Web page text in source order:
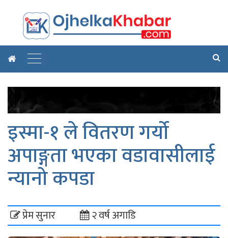
इस्मा-१ ले वितरण गर्यो
अपाङ्गता भएका वडावासीलाई
न्यानो कपडा
प्रेम सुनार २ वर्ष अगाडि